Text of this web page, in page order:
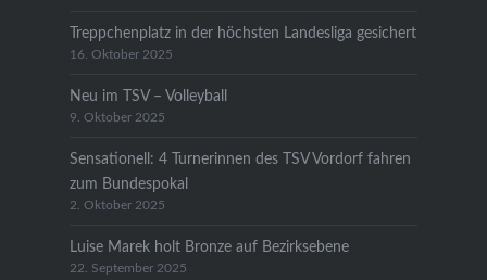
Treppchenplatz in der höchsten Landesliga gesichert
16. Oktober 2025
Neu im TSV – Volleyball
9. Oktober 2025
Sensationell: 4 Turnerinnen des TSV Vordorf fahren
zum Bundespokal
2. Oktober 2025
Luise Marek holt Bronze auf Bezirksebene
22. September 2025